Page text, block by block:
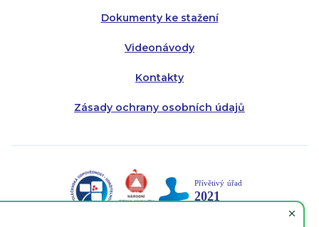
Dokumenty ke stažení
Videonávody
Kontakty
Zásady ochrany osobních údajů